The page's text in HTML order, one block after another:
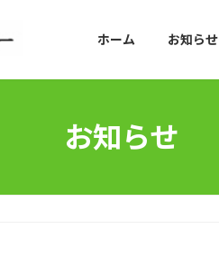
ホーム お知らせ
お知らせ